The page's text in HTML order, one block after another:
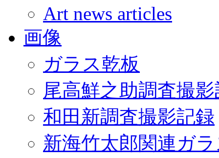
Art news articles
画像
ガラス乾板
尾高鮮之助調査撮
和田新調査撮影記録
新海竹太郎関連ガ